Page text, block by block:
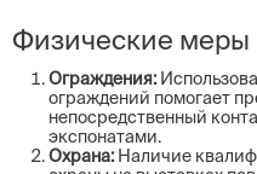
Физические меры
Ограждения:
ограждений помогает
непосредственный
экспонатами.
Охрана: Наличие